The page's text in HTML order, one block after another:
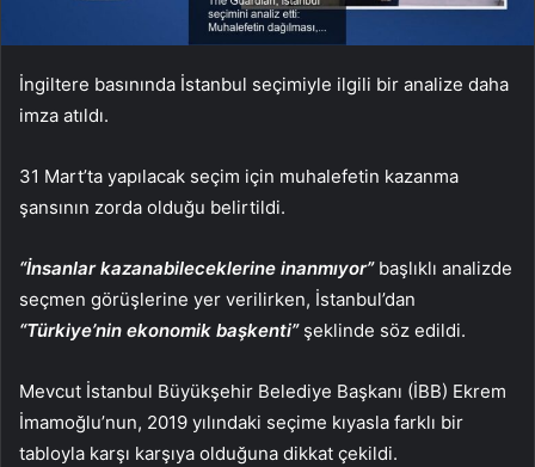
İngiltere basınında İstanbul seçimiyle ilgili bir analize daha
imza atıldı.
31 Mart’ta yapılacak seçim için muhalefetin kazanma
şansının zorda olduğu belirtildi.
“İnsanlar kazanabileceklerine inanmıyor” başlıklı analizde
seçmen görüşlerine yer verilirken, İstanbul’dan
“Türkiye’nin ekonomik başkenti” şeklinde söz edildi.
Mevcut İstanbul Büyükşehir Belediye Başkanı (İBB) Ekrem
İmamoğlu’nun, 2019 yılındaki seçime kıyasla farklı bir
tabloyla karşı karşıya olduğuna dikkat çekildi.